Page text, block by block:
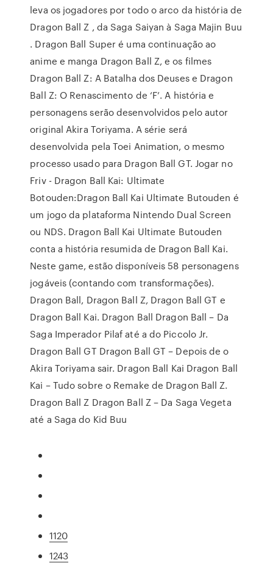
leva os jogadores por todo o arco da história de
Dragon Ball Z , da Saga Saiyan à Saga Majin Buu
. Dragon Ball Super é uma continuação ao
anime e manga Dragon Ball Z, e os filmes
Dragon Ball Z: A Batalha dos Deuses e Dragon
Ball Z: O Renascimento de ‘F’. A história e
personagens serão desenvolvidos pelo autor
original Akira Toriyama. A série será
desenvolvida pela Toei Animation, o mesmo
processo usado para Dragon Ball GT. Jogar no
Friv - Dragon Ball Kai: Ultimate
Botouden:Dragon Ball Kai Ultimate Butouden é
um jogo da plataforma Nintendo Dual Screen
ou NDS. Dragon Ball Kai Ultimate Butouden
conta a história resumida de Dragon Ball Kai.
Neste game, estão disponíveis 58 personagens
jogáveis (contando com transformações).
Dragon Ball, Dragon Ball Z, Dragon Ball GT e
Dragon Ball Kai. Dragon Ball Dragon Ball – Da
Saga Imperador Pilaf até a do Piccolo Jr.
Dragon Ball GT Dragon Ball GT – Depois de o
Akira Toriyama sair. Dragon Ball Kai Dragon Ball
Kai – Tudo sobre o Remake de Dragon Ball Z.
Dragon Ball Z Dragon Ball Z – Da Saga Vegeta
até a Saga do Kid Buu
1120
1243